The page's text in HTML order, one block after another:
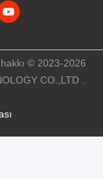
© 2023-2026
CO.,LTD .